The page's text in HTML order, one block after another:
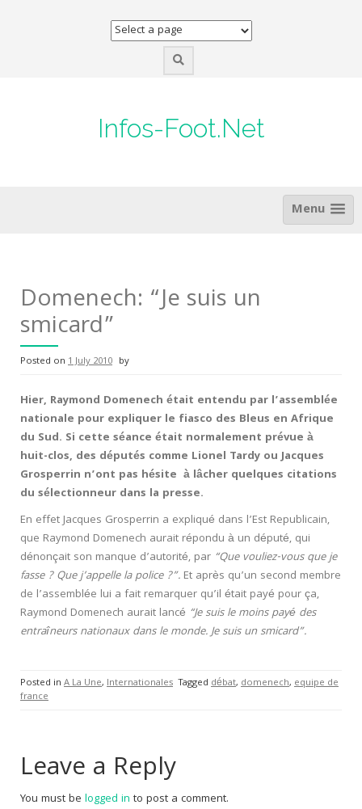
Infos-Foot.Net
Menu
Domenech: “Je suis un
smicard”
Posted on 1 July 2010 by
Hier, Raymond Domenech était entendu par l’assemblée
nationale pour expliquer le fiasco des Bleus en Afrique
du Sud. Si cette séance était normalement prévue à
huit-clos, des députés comme Lionel Tardy ou Jacques
Grosperrin n’ont pas hésite à lâcher quelques citations
du sélectionneur dans la presse.
En effet Jacques Grosperrin a expliqué dans l’Est Republicain,
que Raymond Domenech aurait répondu à un député, qui
dénonçait son manque d’autorité, par “Que vouliez-vous que je
fasse ? Que j’appelle la police ?”. Et après qu’un second membre
de l’assemblée lui a fait remarquer qu’il était payé pour ça,
Raymond Domenech aurait lancé “Je suis le moins payé des
entraîneurs nationaux dans le monde. Je suis un smicard”.
Posted in A La Une, Internationales Tagged débat, domenech, equipe de
france
Leave a Reply
You must be logged in to post a comment.